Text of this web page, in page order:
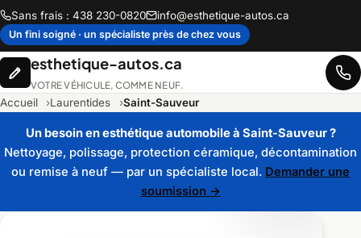
Sans frais : 438 230-0820 info@esthetique-autos.ca
Un fini soigné · un spécialiste près de chez vous
esthetique-autos.ca
VOTRE VÉHICULE, COMME NEUF.
Accueil Laurentides Saint-Sauveur
Un besoin en esthétique automobile à Saint-Sauveur ?
Nettoyage, polissage, protection céramique, décontamination
ou remise à neuf — par un spécialiste local. Demander une
soumission →